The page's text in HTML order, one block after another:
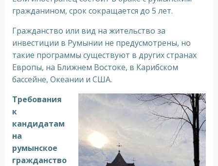
гражданином, срок сокращается до 5 лет.
Гражданство или вид на жительство за
инвестиции в Румынии не предусмотрены, но
такие программы существуют в других странах
Европы, на Ближнем Востоке, в Карибском
бассейне, Океании и США.
Требования
к
кандидатам
на
румынское
гражданство